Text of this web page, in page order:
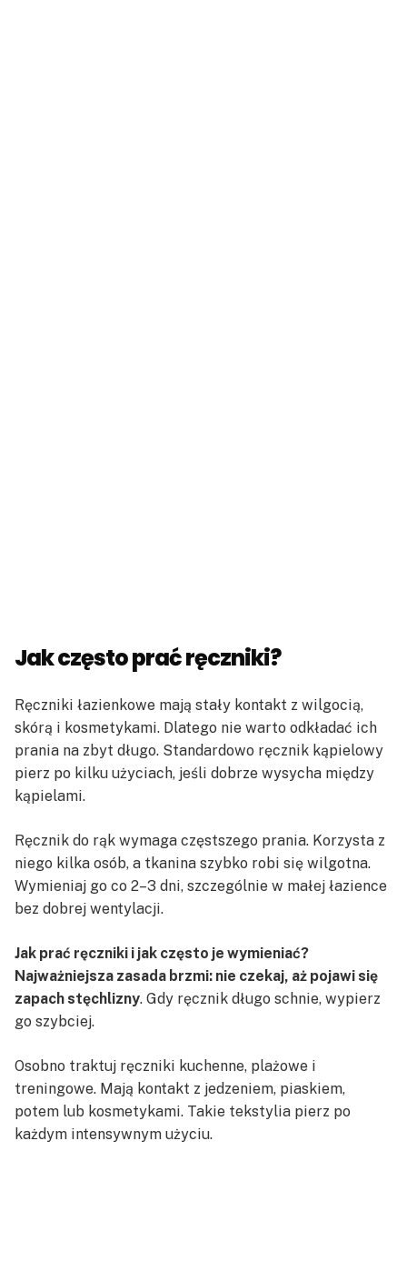
Jak często prać ręczniki?
Ręczniki łazienkowe mają stały kontakt z wilgocią,
skórą i kosmetykami. Dlatego nie warto odkładać ich
prania na zbyt długo. Standardowo ręcznik kąpielowy
pierz po kilku użyciach, jeśli dobrze wysycha między
kąpielami.
Ręcznik do rąk wymaga częstszego prania. Korzysta z
niego kilka osób, a tkanina szybko robi się wilgotna.
Wymieniaj go co 2–3 dni, szczególnie w małej łazience
bez dobrej wentylacji.
Jak prać ręczniki i jak często je wymieniać?
Najważniejsza zasada brzmi: nie czekaj, aż pojawi się
zapach stęchlizny. Gdy ręcznik długo schnie, wypierz
go szybciej.
Osobno traktuj ręczniki kuchenne, plażowe i
treningowe. Mają kontakt z jedzeniem, piaskiem,
potem lub kosmetykami. Takie tekstylia pierz po
każdym intensywnym użyciu.